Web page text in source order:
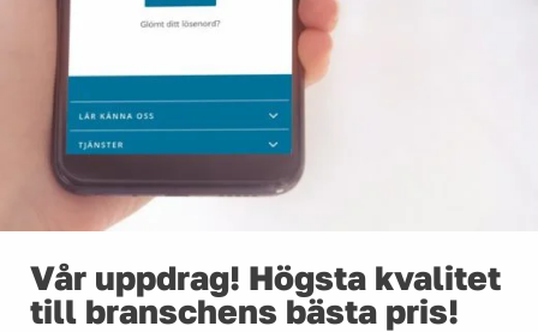
Vår uppdrag! Högsta kvalitet
till branschens bästa pris!